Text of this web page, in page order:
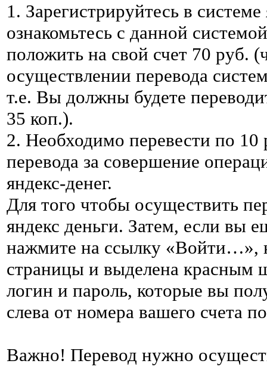
1. Зарегистрируйтесь в
ознакомьтесь с данной
положить на свой счет 70 руб.
осуществлении перевода
т.е. Вы должны будете
35 коп.).
2. Необходимо перевести по
перевода за совершение
яндекс-денег.
Для того чтобы осуществить
яндекс деньги. Затем, если вы
нажмите на ссылку «Войти…»,
страницы и выделена красным
логин и пароль, которые вы
слева от номера вашего счета
Важно! Перевод нужно